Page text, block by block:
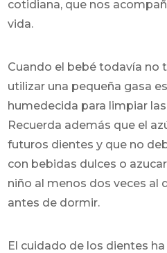
cotidiana, que nos
vida.
Cuando el bebé todavía no
utilizar una pequeña gasa
humedecida para limpiar
Recuerda además que el
futuros dientes y que no
con bebidas dulces o
niño al menos dos veces al
antes de dormir.
El cuidado de los dientes